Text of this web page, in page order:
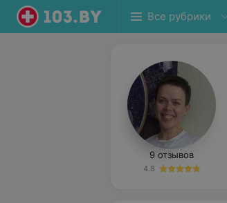
Все рубрики
9 отзывов
4.8